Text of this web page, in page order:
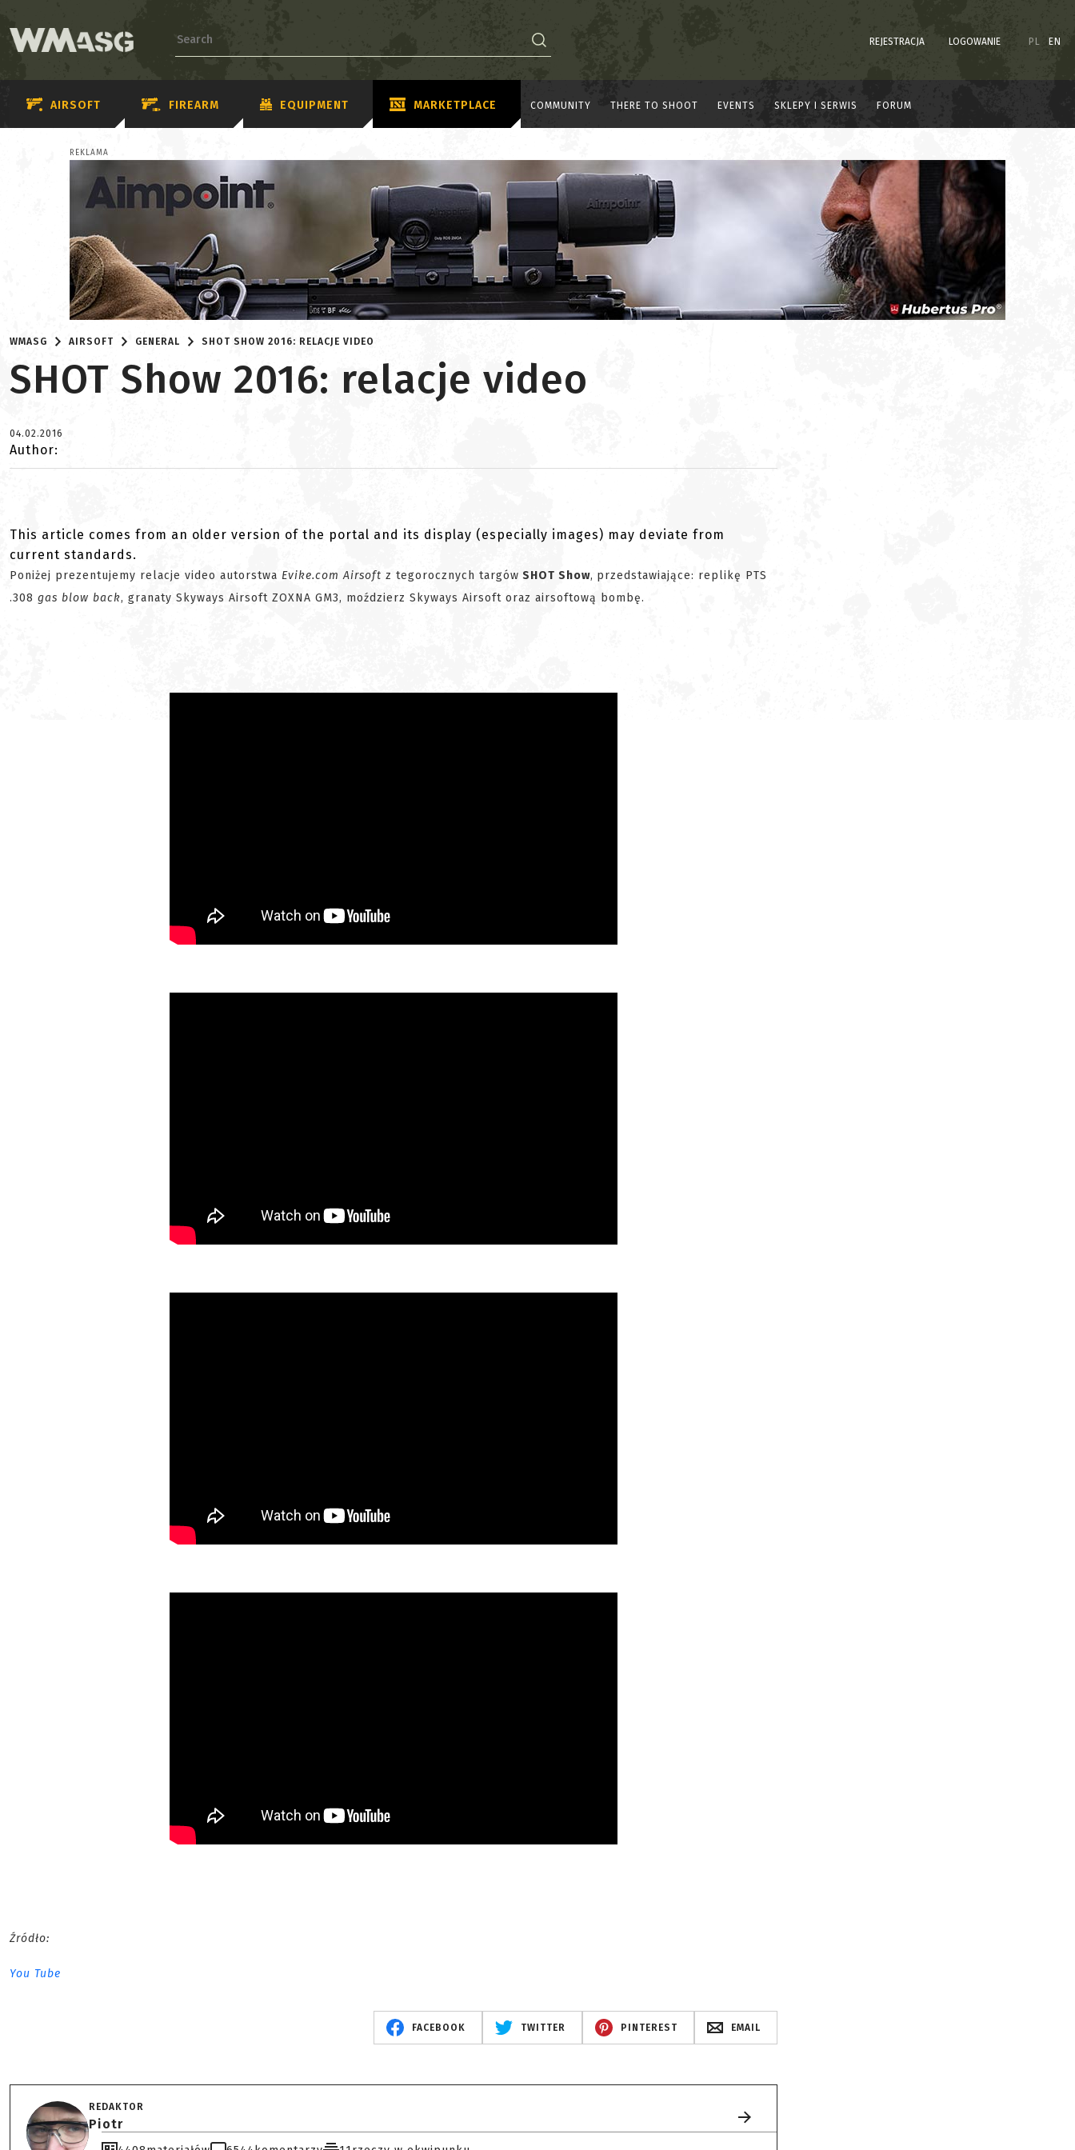
REJESTRACJA LOGOWANIE PL EN
AIRSOFT FIREARM EQUIPMENT MARKETPLACE COMMUNITY THERE TO SHOOT EVENTS SKLEPY I SERWIS FORUM
REKLAMA
WMASG AIRSOFT GENERAL SHOT SHOW 2016: RELACJE VIDEO
SHOT Show 2016: relacje video
04.02.2016
Author:
This article comes from an older version of the portal and its display (especially images) may deviate from
current standards.
Poniżej prezentujemy relacje video autorstwa Evike.com Airsoft z tegorocznych targów SHOT Show, przedstawiające: replikę PTS
.308 gas blow back, granaty Skyways Airsoft ZOXNA GM3, moździerz Skyways Airsoft oraz airsoftową bombę.
Źródło:
You Tube
FACEBOOK TWITTER PINTEREST EMAIL
REDAKTOR
Piotr